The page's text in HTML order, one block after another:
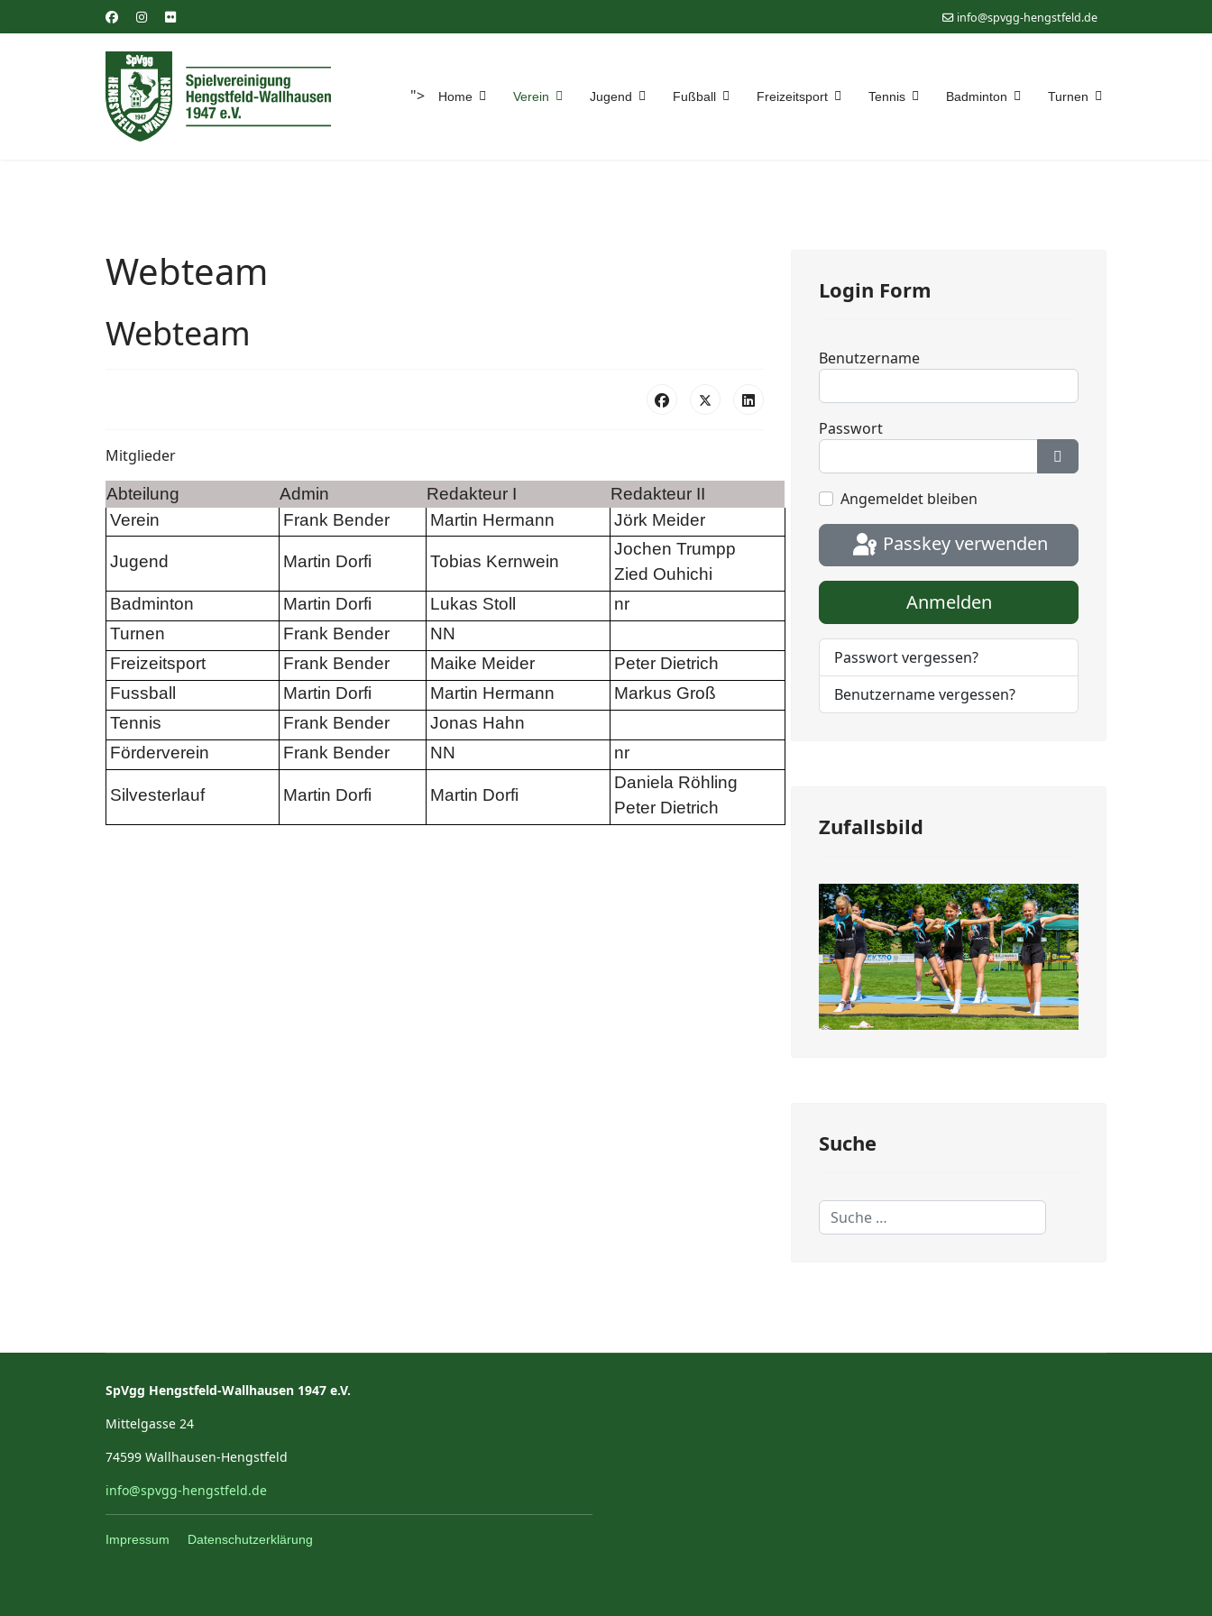
info@spvgg-hengstfeld.de
"> Home Verein Jugend Fußball Freizeitsport Tennis Badminton Turnen
Webteam
Webteam
Mitglieder
Abteilung Admin Redakteur I
Redakteur II
Verein
Frank Bender Martin Hermann Jörk Meider
Jugend Martin Dorfi Tobias Kernwein
Jochen Trumpp
Zied Ouhichi
Badminton
Martin Dorfi Lukas Stoll
nr
Turnen
Frank Bender
NN
Freizeitsport
Frank Bender Maike Meider
Peter Dietrich
Fussball
Martin Dorfi Martin Hermann
Markus Groß
Tennis
Frank Bender
Jonas Hahn
Förderverein
Frank Bender NN nr
Silvesterlauf Martin Dorfi Martin Dorfi
Daniela Röhling
Peter Dietrich
Login Form
Benutzername
Passwort
Passwort anzeigen
Angemeldet bleiben
Passkey verwenden
Anmelden
Passwort vergessen?
Benutzername vergessen?
Zufallsbild
Suche
Suchen
SpVgg Hengstfeld-Wallhausen 1947 e.V.
Mittelgasse 24
74599 Wallhausen-Hengstfeld
info@spvgg-hengstfeld.de
Impressum Datenschutzerklärung